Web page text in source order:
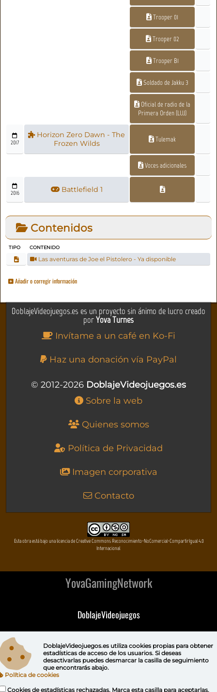
Trooper 01
Trooper 02
Trooper B1
Soldado de Jakku 3
Oficial de radio de la
Primera Orden (LUJ)
2017
Horizon Zero Dawn - The
Frozen Wilds
Tulemak
Voces adicionales
2016 Battlefield 1
Contenidos
TIPO CONTENIDO
Las aventuras de Joe el Pistolero - Ya disponible
Añadir o corregir información
DoblajeVideojuegos.es es un proyecto sin ánimo de lucro creado
porYova Turnes
Invítame a un café en Ko-Fi
Haz una donación vía PayPal
© 2012-2026 DoblajeVideojuegos.es
Sobre la web
Quienes somos
Política de Privacidad
Imagen corporativa
Contacto
Esta obra está bajo una licencia de Creative Commons Reconocimiento-NoComercial-CompartirIgual 4.0
Internacional
YovaGamingNetwork
DoblajeVideojuegos
DeVuego GAL
DoblajeVideojuegos.es utiliza cookies propiaspara obtener
estadísticas de acceso de los usuarios. Si deseas
desactivarlas puedes desmarcar la casilla de seguimiento
que encontrarás abajo.
Política de cookies
Cookies de estadísticas rechazadas. Marca esta casilla para aceptarlas.